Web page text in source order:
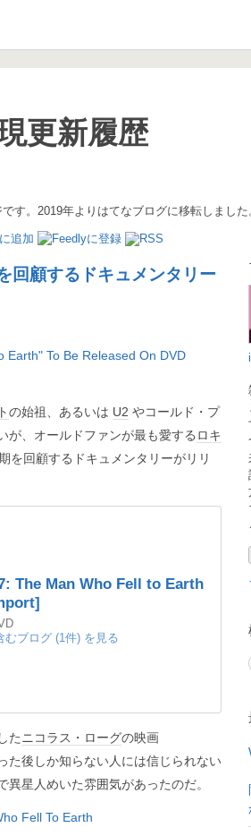
更新履歴
す。2019年よりはてなブログに移転しました
回顧するドキュメンタリー
Earth" To Be Released On DVD
の始祖、あるいは U2 やコールド・プ
が、オールドファンが最も愛する ロキ
を回顧するドキュメンタリーがリリ
The Man Who Fell to Earth
むブログ (1件) を見る
た ニコラス・ローグの映画
た後しか知らない人には信じられない
異星人めいた雰囲気があったのだ。
Fell To Earth